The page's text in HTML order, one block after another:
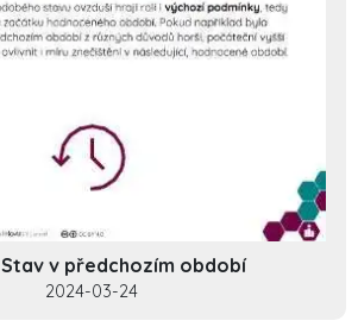
Stav v předchozím období
2024-03-24